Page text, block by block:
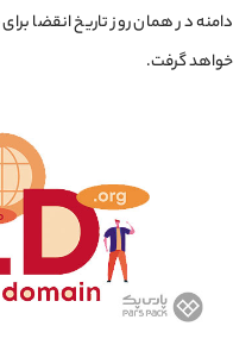
دامنه در همان روز تاریخ انقضا
خواهد گرفت.